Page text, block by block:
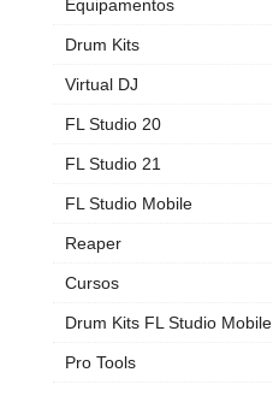
Equipamentos
Drum Kits
Virtual DJ
FL Studio 20
FL Studio 21
FL Studio Mobile
Reaper
Cursos
Drum Kits FL Studio Mobile
Pro Tools